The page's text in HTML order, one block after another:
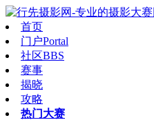
首页
门户Portal
社区BBS
赛事
揭晓
攻略
热门大赛